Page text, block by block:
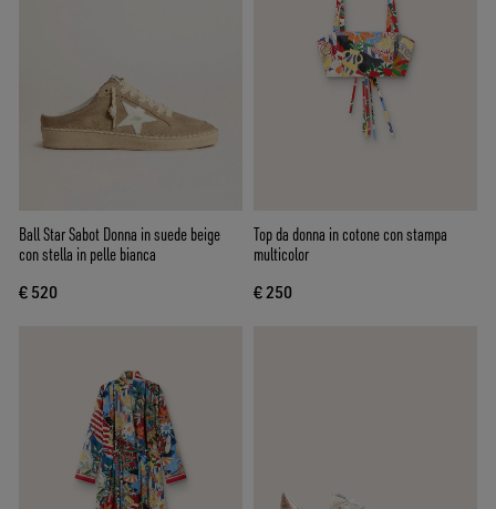
Ball Star Sabot Donna in suede beige
con stella in pelle bianca
€ 520
Top da donna in cotone con stampa
multicolor
€ 250